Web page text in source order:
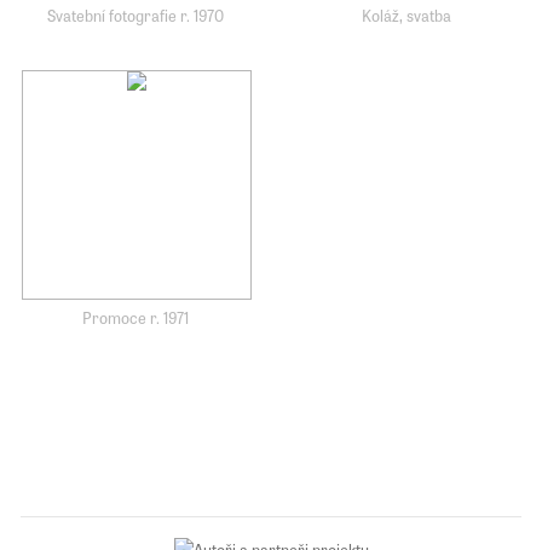
Svatební fotografie r. 1970 Koláž, svatba
Promoce r. 1971